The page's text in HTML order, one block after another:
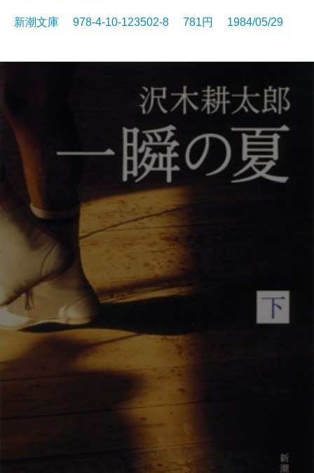
新潮文庫 978-4-10-123502-8 781円 1984/05/29